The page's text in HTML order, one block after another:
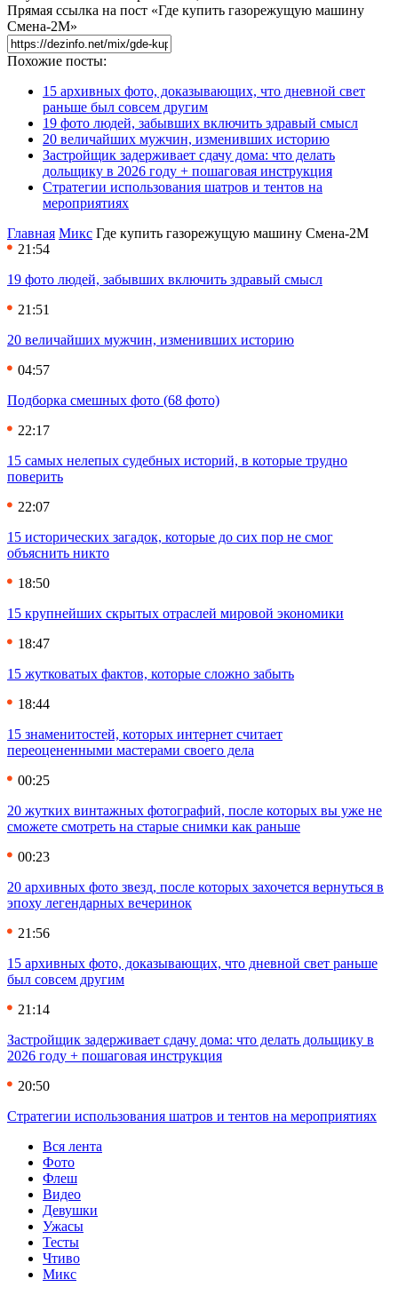
Прямая ссылка на пост «Где купить газорежущую машину
Смена-2М»
Похожие посты:
15 архивных фото, доказывающих, что дневной свет
раньше был совсем другим
19 фото людей, забывших включить здравый смысл
20 величайших мужчин, изменивших историю
Застройщик задерживает сдачу дома: что делать
дольщику в 2026 году + пошаговая инструкция
Стратегии использования шатров и тентов на
мероприятиях
Главная Микс Где купить газорежущую машину Смена-2М
21:54
19 фото людей, забывших включить здравый смысл
21:51
20 величайших мужчин, изменивших историю
04:57
Подборка смешных фото (68 фото)
22:17
15 самых нелепых судебных историй, в которые трудно
поверить
22:07
15 исторических загадок, которые до сих пор не смог
объяснить никто
18:50
15 крупнейших скрытых отраслей мировой экономики
18:47
15 жутковатых фактов, которые сложно забыть
18:44
15 знаменитостей, которых интернет считает
переоцененными мастерами своего дела
00:25
20 жутких винтажных фотографий, после которых вы уже не
сможете смотреть на старые снимки как раньше
00:23
20 архивных фото звезд, после которых захочется вернуться в
эпоху легендарных вечеринок
21:56
15 архивных фото, доказывающих, что дневной свет раньше
был совсем другим
21:14
Застройщик задерживает сдачу дома: что делать дольщику в
2026 году + пошаговая инструкция
20:50
Стратегии использования шатров и тентов на мероприятиях
Вся лента
Фото
Флеш
Видео
Девушки
Ужасы
Тесты
Чтиво
Микс